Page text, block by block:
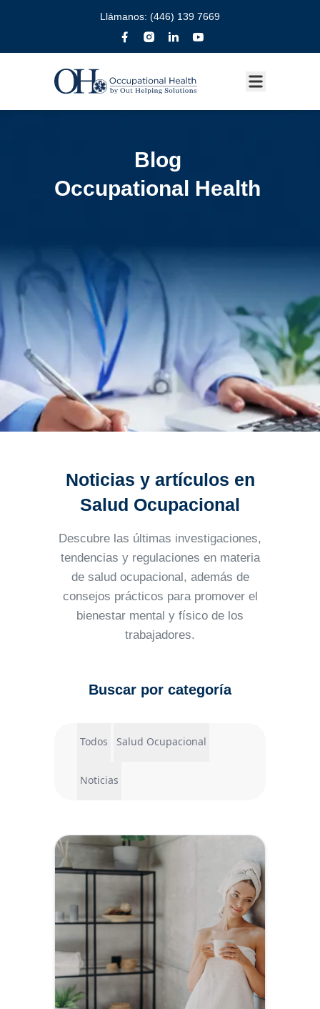
Llámanos: (446) 139 7669
Blog
Occupational Health
Noticias y artículos en
Salud Ocupacional
Descubre las últimas investigaciones,
tendencias y regulaciones en materia
de salud ocupacional, además de
consejos prácticos para promover el
bienestar mental y físico de los
trabajadores.
Buscar por categoría
Todos Salud Ocupacional
Noticias